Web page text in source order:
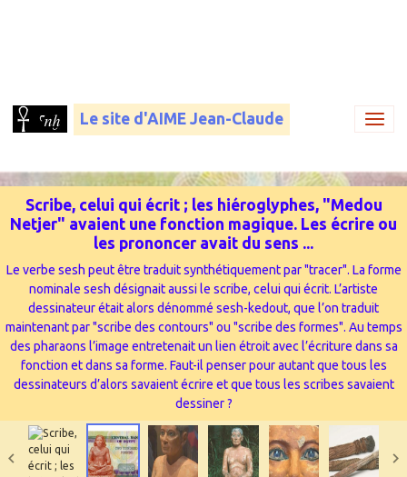
Le site d'AIME Jean-Claude
Scribe, celui qui écrit ; les hiéroglyphes, "Medou
Netjer" avaient une fonction magique. Les écrire ou
les prononcer avait du sens ...
Le verbe sesh peut être traduit synthétiquement par "tracer". La forme
nominale sesh désignait aussi le scribe, celui qui écrit. L’artiste
dessinateur était alors dénommé sesh-kedout, que l’on traduit
maintenant par "scribe des contours" ou "scribe des formes". Au temps
des pharaons l’image entretenait un lien étroit avec l’écriture dans sa
fonction et dans sa forme. Faut-il penser pour autant que tous les
dessinateurs d’alors savaient écrire et que tous les scribes savaient
dessiner ?